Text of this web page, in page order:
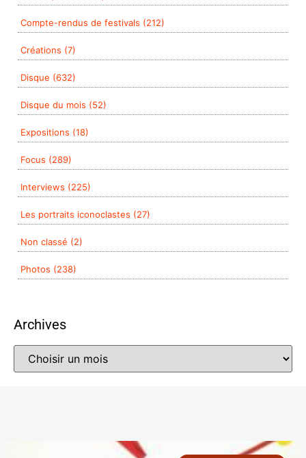
Compte-rendus de festivals (212)
Créations (7)
Disque (632)
Disque du mois (52)
Expositions (18)
Focus (289)
Interviews (225)
Les portraits iconoclastes (27)
Non classé (2)
Photos (238)
Archives